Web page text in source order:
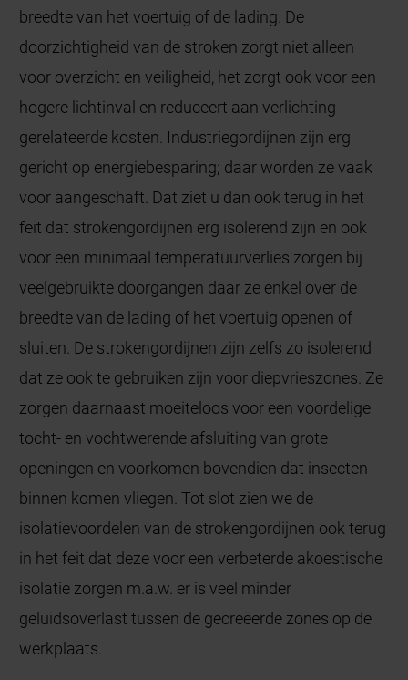
breedte van het voertuig of de lading. De
doorzichtigheid van de stroken zorgt niet alleen
voor overzicht en veiligheid, het zorgt ook voor een
hogere lichtinval en reduceert aan verlichting
gerelateerde kosten. Industriegordijnen zijn erg
gericht op energiebesparing; daar worden ze vaak
voor aangeschaft. Dat ziet u dan ook terug in het
feit dat strokengordijnen erg isolerend zijn en ook
voor een minimaal temperatuurverlies zorgen bij
veelgebruikte doorgangen daar ze enkel over de
breedte van de lading of het voertuig openen of
sluiten. De strokengordijnen zijn zelfs zo isolerend
dat ze ook te gebruiken zijn voor diepvrieszones. Ze
zorgen daarnaast moeiteloos voor een voordelige
tocht- en vochtwerende afsluiting van grote
openingen en voorkomen bovendien dat insecten
binnen komen vliegen. Tot slot zien we de
isolatievoordelen van de strokengordijnen ook terug
in het feit dat deze voor een verbeterde akoestische
isolatie zorgen m.a.w. er is veel minder
geluidsoverlast tussen de gecreëerde zones op de
werkplaats.